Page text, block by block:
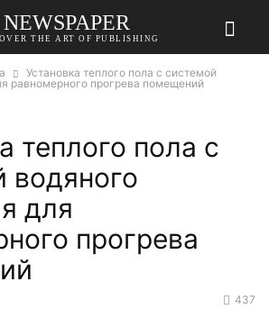
NEWSPAPER
THE ART OF PUBLISHING
Установка теплого пола с системой
равномерного прогрева помещений
теплого пола с
водяного
для
прогрева
437